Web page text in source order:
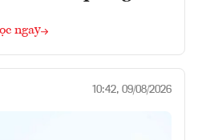
ngay
10:42, 09/08/2026